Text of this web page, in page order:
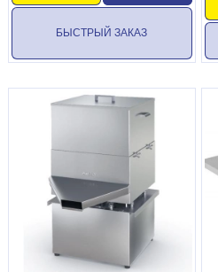
БЫСТРЫЙ ЗАКАЗ